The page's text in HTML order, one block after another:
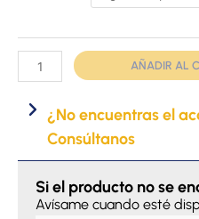
Oxford
Advanced
cantidad
AÑADIR AL
¿No encuentras el
Consúltanos
Si el producto no se
Avísame cuando esté